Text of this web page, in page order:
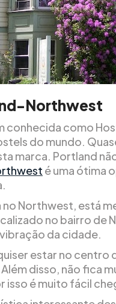
Northwest
conhecida como
do mundo.
marca. Portland
é uma ótima
Northwest, está
no bairro de
da cidade.
estar no centro
disso, não fica
isso é muito fácil